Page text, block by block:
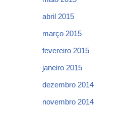
abril 2015
março 2015
fevereiro 2015
janeiro 2015
dezembro 2014
novembro 2014